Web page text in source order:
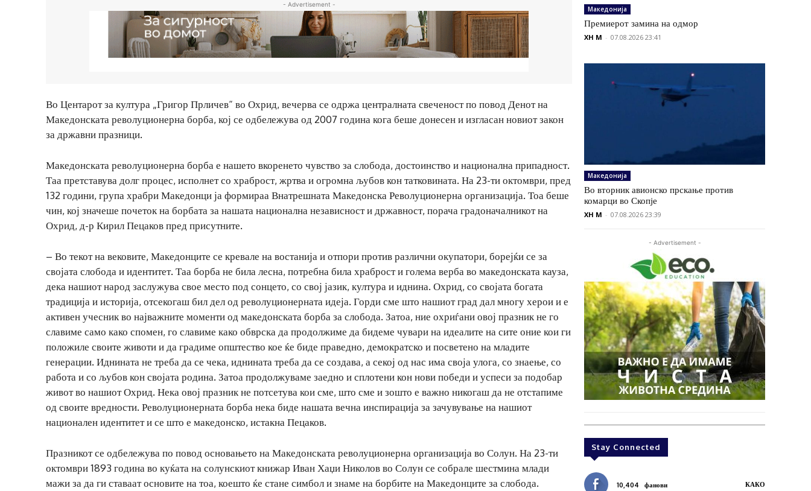
- Advertisement -
Во Центарот за култура „Григор Прличев“ во Охрид, вечерва се одржа централната свеченост по повод Денот на
Македонската револуционерна борба, кој се одбележува од 2007 година кога беше донесен и изгласан новиот закон
за државни празници.
Македонската револуционерна борба е нашето вкоренето чувство за слобода, достоинство и национална припадност.
Таа претставува долг процес, исполнет со храброст, жртва и огромна љубов кон татковината. На 23-ти октомври, пред
132 години, група храбри Македонци ја формираа Внатрешната Македонска Револуционерна организација. Тоа беше
чин, кој значеше почеток на борбата за нашата национална независност и државност, порача градоначалникот на
Охрид, д-р Кирил Пецаков пред присутните.
– Во текот на вековите, Македонците се кревале на востанија и отпори против различни окупатори, борејќи се за
својата слобода и идентитет. Таа борба не била лесна, потребна била храброст и голема верба во македонската кауза,
дека нашиот народ заслужува свое место под сонцето, со свој јазик, култура и иднина. Охрид, со својата богата
традиција и историја, отсекогаш бил дел од револуционерната идеја. Горди сме што нашиот град дал многу херои и е
активен учесник во најважните моменти од македонската борба за слобода. Затоа, ние охриѓани овој празник не го
славиме само како спомен, го славиме како обврска да продолжиме да бидеме чувари на идеалите на сите оние кои ги
положиле своите животи и да градиме општество кое ќе биде праведно, демократско и посветено на младите
генерации. Иднината не треба да се чека, иднината треба да се создава, а секој од нас има своја улога, со знаење, со
работа и со љубов кон својата родина. Затоа продолжуваме заедно и сплотени кон нови победи и успеси за подобар
живот во нашиот Охрид. Нека овој празник не потсетува кои сме, што сме и зошто е важно никогаш да не отстапиме
од своите вредности. Револуционерната борба нека биде нашата вечна инспирација за зачувување на нашиот
национален идентитет и се што е македонско, истакна Пецаков.
Празникот се одбележува по повод основањето на Македонската револуционерна организација во Солун. На 23-ти
октомври 1893 година во куќата на солунскиот книжар Иван Хаџи Николов во Солун се собрале шестмина млади
мажи за да ги ставаат основите на тоа, коешто ќе стане симбол и знаме на борбите на Македонците за слобода.
Македонија
Премиерот замина на одмор
XH M - 07.08.2026 23:41
Македонија
Во вторник авионско прскање против
комарци во Скопје
XH M - 07.08.2026 23:39
- Advertisement -
Stay Connected
10,404 фанови КАКО